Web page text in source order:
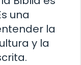
una
la
y la